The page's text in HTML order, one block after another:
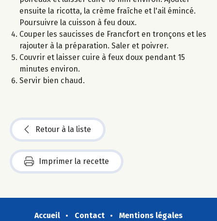
ensuite la ricotta, la crème fraîche et l'ail émincé.
Poursuivre la cuisson à feu doux.
Couper les saucisses de Francfort en tronçons et les
rajouter à la préparation. Saler et poivrer.
Couvrir et laisser cuire à feux doux pendant 15
minutes environ.
Servir bien chaud.
Retour à la liste
Imprimer la recette
Accueil Contact
Mentions légales